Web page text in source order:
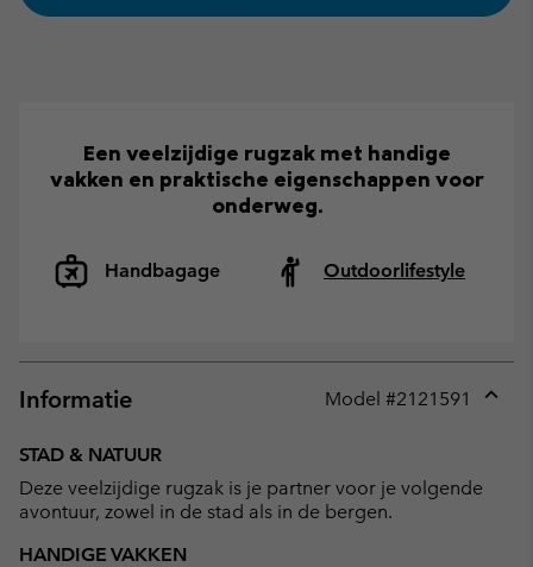
Een veelzijdige rugzak met handige
vakken en praktische eigenschappen voor
onderweg.
Handbagage Outdoorlifestyle
Informatie Model #2121591
STAD & NATUUR
Deze veelzijdige rugzak is je partner voor je volgende
avontuur, zowel in de stad als in de bergen.
HANDIGE VAKKEN